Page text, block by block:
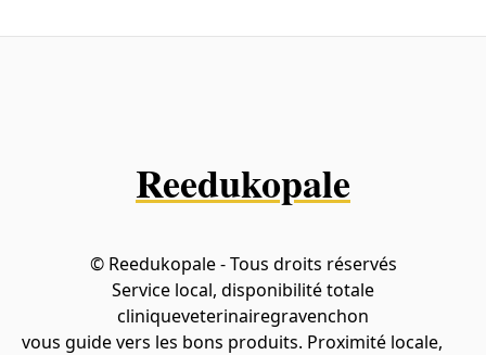
Reedukopale
© Reedukopale - Tous droits réservés
Service local, disponibilité totale
cliniqueveterinairegravenchon
vous guide vers les bons produits. Proximité locale,